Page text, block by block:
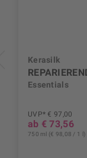
Kerasilk
Essentials
UVP* € 97,00
ab € 73,56
750 ml (€ 98,08 / 1 l)